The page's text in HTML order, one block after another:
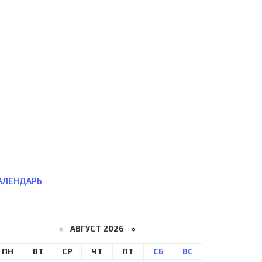
« АВГУСТ 2026 »
ПН ВТ СР ЧТ ПТ СБ ВС